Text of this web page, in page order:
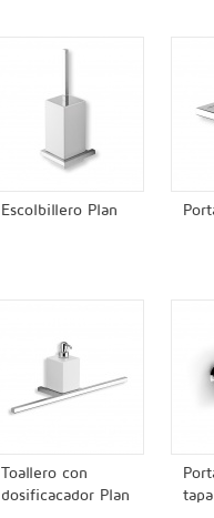
Escolbillero Plan
Toallero con
dosificacador Plan